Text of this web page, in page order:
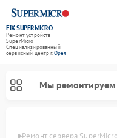
FIX-SUPERMICRO
Ремонт устройств
SuperMicro
Специализированный
cервисный центр г.Орёл
Мы ремонтируем
Ремонт сервера